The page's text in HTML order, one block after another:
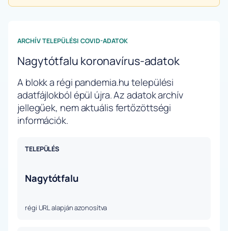
ARCHÍV TELEPÜLÉSI COVID-ADATOK
Nagytótfalu koronavírus-adatok
A blokk a régi pandemia.hu települési
adatfájlokból épül újra. Az adatok archív
jellegűek, nem aktuális fertőzöttségi
információk.
TELEPÜLÉS
Nagytótfalu
régi URL alapján azonosítva